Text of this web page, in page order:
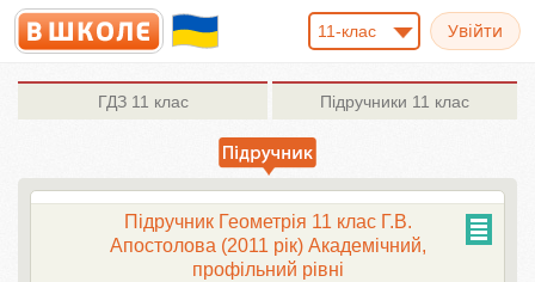
11-клас
ГДЗ11 клас Підручники 11 клас
Підручник Геометрія 11 клас Г.В.
Апостолова (2011 рік) Академічний,
профільний рівні